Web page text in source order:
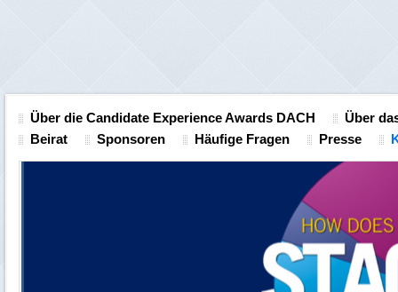
Über die Candidate Experience Awards DACH
Über
Beirat
Sponsoren Häufige Fragen Presse